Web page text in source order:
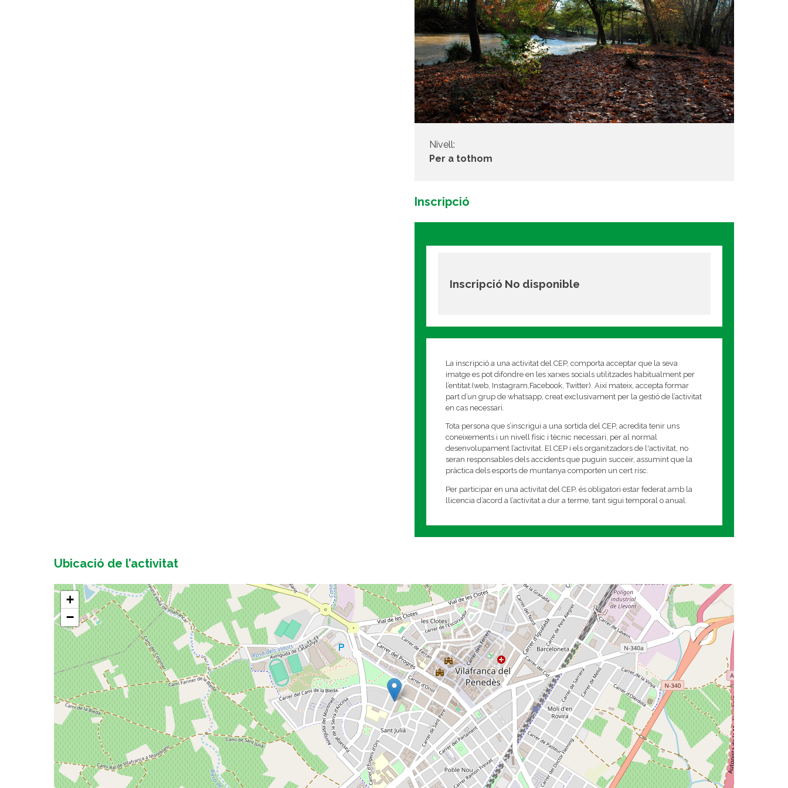
Nivell:
Per a tothom
Inscripció
Inscripció No disponible
La inscripció a una activitat del CEP, comporta acceptar que la seva
imatge es pot difondre en les xarxes socials utilitzades habitualment per
l’entitat.(web, Instagram,Facebook, Twitter). Així mateix, accepta formar
part d’un grup de whatsapp, creat exclusivament per la gestió de l’activitat
en cas necessari.
Tota persona que s’inscrigui a una sortida del CEP, acredita tenir uns
coneixements i un nivell físic i tècnic necessari, per al normal
desenvolupament l’activitat. El CEP i els organitzadors de l'activitat, no
seran responsables dels accidents que puguin succeir, assumint que la
pràctica dels esports de muntanya comporten un cert risc.
Per participar en una activitat del CEP, és obligatori estar federat amb la
llicencia d’acord a l’activitat a dur a terme, tant sigui temporal o anual.
Ubicació de l’activitat
+
−